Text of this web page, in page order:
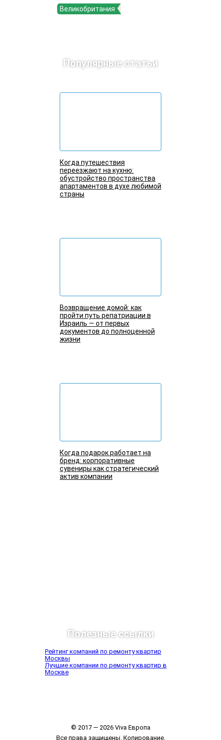
Великобритания
Популярные статьи
Когда путешествия
переезжают на кухню:
обустройство пространства
апартаментов в духе любимой
страны
Возвращение домой: как
пройти путь репатриации в
Израиль — от первых
документов до полноценной
жизни
Когда подарок работает на
бренд: корпоративные
сувениры как стратегический
актив компании
Полезные ссылки
Рейтинг компаний по ремонту квартир
Москвы
Лучшие компании по ремонту квартир в
Москве
© 2017 — 2026 Viva Европа
Все права защищены. Копирование,